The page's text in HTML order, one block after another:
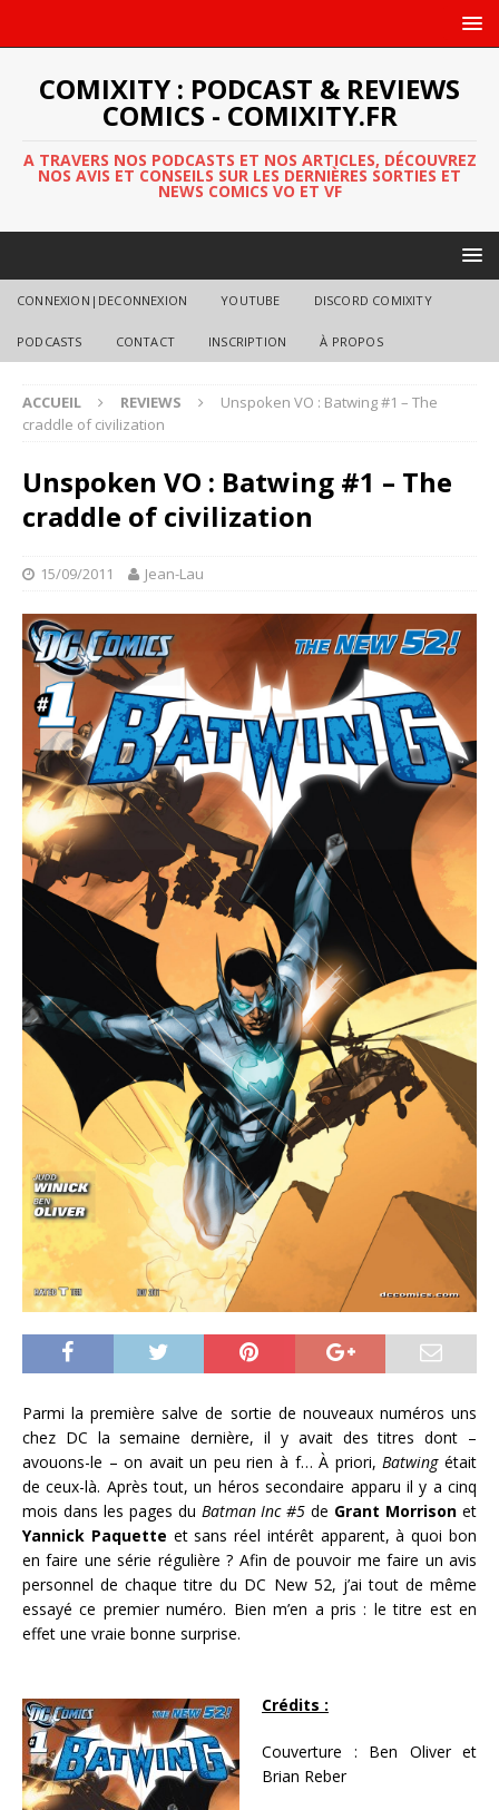
COMIXITY : PODCAST & REVIEWS
COMICS - COMIXITY.FR
A TRAVERS NOS PODCASTS ET NOS ARTICLES, DÉCOUVREZ
NOS AVIS ET CONSEILS SUR LES DERNIÈRES SORTIES ET
NEWS COMICS VO ET VF
CONNEXION|DECONNEXION YOUTUBE DISCORD COMIXITY
PODCASTS CONTACT INSCRIPTION À PROPOS
ACCUEIL REVIEWS
Unspoken VO : Batwing #1 – The
craddle of civilization
Unspoken VO : Batwing #1 – The
craddle of civilization
15/09/2011 Jean-Lau
Parmi la première salve de sortie de nouveaux numéros uns
chez DC la semaine dernière, il y avait des titres dont –
avouons-le – on avait un peu rien à f… À priori,Batwingétait
de ceux-là. Après tout, un héros secondaire apparu il y a cinq
mois dans les pages du Batman Inc #5 de Grant Morrison et
Yannick Paquette et sans réel intérêt apparent, à quoi bon
en faire une série régulière ? Afin de pouvoir me faire un avis
personnel de chaque titre du DC New 52, j’ai tout de même
essayé ce premier numéro. Bien m’en a pris : le titre est en
effet une vraie bonne surprise.
Crédits :
Couverture : Ben Oliver et
Brian Reber